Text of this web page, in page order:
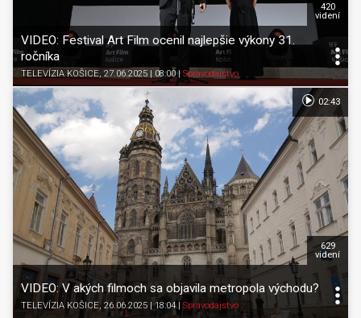
VIDEO: Festival Art Film ocenil najlepšie výkony 31.
ročníka
TELEVÍZIA KOŠICE, 27.06.2025 | 08:00| Spravodajstvo
420
videní
VIDEO: V akých filmoch sa objavila metropola východu?
TELEVÍZIA KOŠICE , 26.06.2025 | 18:04|Spravodajstvo
629
videní
02:43